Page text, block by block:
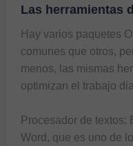
Las herramientas
Hay varios paquetes
comunes que otros,
menos, las mismas
optimizan el trabajo
Procesador de textos:
Word, que es uno de